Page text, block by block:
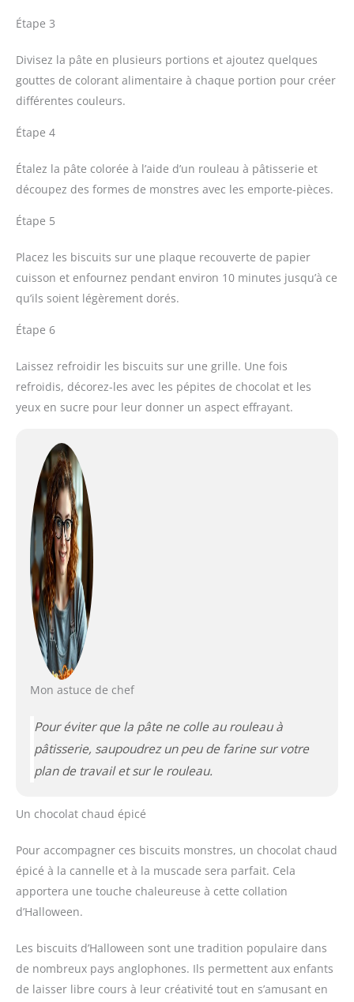
Étape 3
Divisez la pâte en plusieurs portions et ajoutez quelques
gouttes de colorant alimentaire à chaque portion pour créer
différentes couleurs.
Étape 4
Étalez la pâte colorée à l’aide d’un rouleau à pâtisserie et
découpez des formes de monstres avec les emporte-pièces.
Étape 5
Placez les biscuits sur une plaque recouverte de papier
cuisson et enfournez pendant environ 10 minutes jusqu’à ce
qu’ils soient légèrement dorés.
Étape 6
Laissez refroidir les biscuits sur une grille. Une fois
refroidis, décorez-les avec les pépites de chocolat et les
yeux en sucre pour leur donner un aspect effrayant.
Mon astuce de chef
Pour éviter que la pâte ne colle au rouleau à
pâtisserie, saupoudrez un peu de farine sur votre
plan de travail et sur le rouleau.
Un chocolat chaud épicé
Pour accompagner ces biscuits monstres, un chocolat chaud
épicé à la cannelle et à la muscade sera parfait. Cela
apportera une touche chaleureuse à cette collation
d’Halloween.
Les biscuits d’Halloween sont une tradition populaire dans
de nombreux pays anglophones. Ils permettent aux enfants
de laisser libre cours à leur créativité tout en s’amusant en